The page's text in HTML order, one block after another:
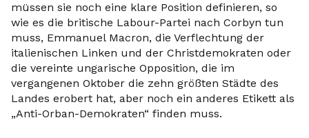
müssen sie noch eine klare Position definieren, so
wie es die britische Labour-Partei nach Corbyn tun
muss, Emmanuel Macron, die Verflechtung der
italienischen Linken und der Christdemokraten oder
die vereinte ungarische Opposition, die im
vergangenen Oktober die zehn größten Städte des
Landes erobert hat, aber noch ein anderes Etikett als
„Anti-Orban-Demokraten“ finden muss.